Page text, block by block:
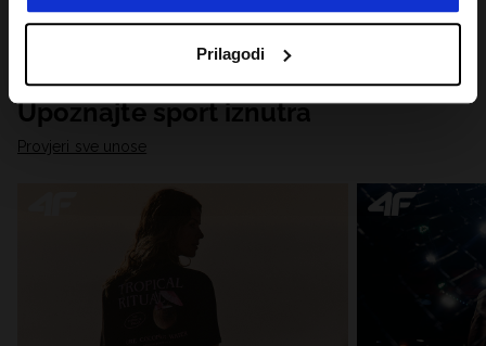
Prilagodi
Upoznajte sport iznutra
Provjeri sve unose